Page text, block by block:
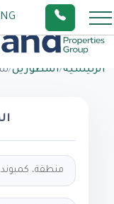
الرئيسية/المطورين/